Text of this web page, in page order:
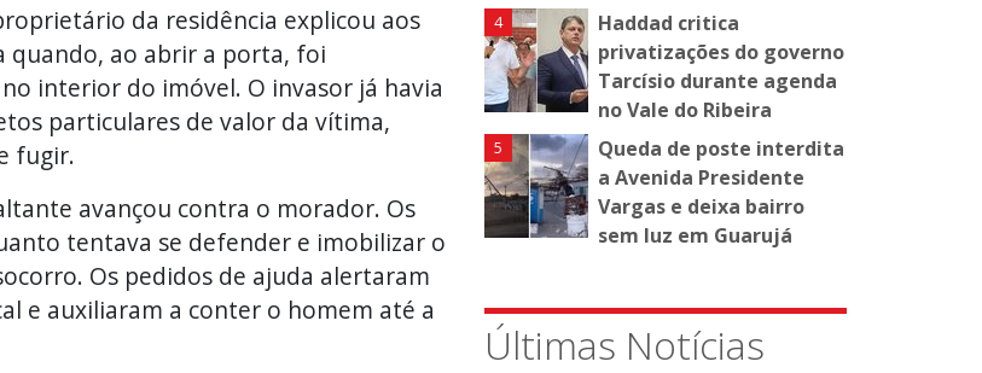
da residência explicou aos
quando, ao abrir a porta, foi
interior do imóvel. O invasor já havia
particulares de valor da vítima,
fugir.
avançou contra o morador. Os
tentava se defender e imobilizar o
Os pedidos de ajuda alertaram
e auxiliaram a conter o homem até a
Haddad critica
privatizações do governo
Tarcísio durante agenda
no Vale do Ribeira
Queda de poste interdita
a Avenida Presidente
Vargas e deixa bairro
sem luz em Guarujá
Últimas Notícias